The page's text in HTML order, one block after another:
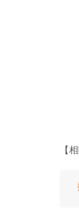
【